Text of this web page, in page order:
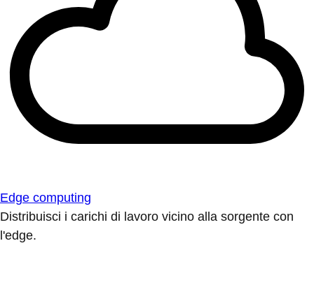
Edge computing
Distribuisci i carichi di lavoro vicino alla sorgente con
l'edge.